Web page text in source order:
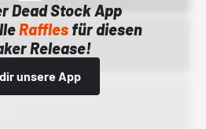
Dead Stock App
Rafflesfür diesen
Release!
unsere App